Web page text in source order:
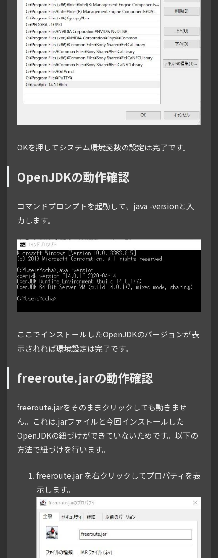
OKを押してシステム環境変数の設定は完了です。
OpenJDKの動作確認
コマンドプロンプトを起動して、java -versionと入
力します。
ここでインストールしたOpenJDKのバージョンが表
示されれば環境設定は完了です。
freeroute.jarの動作確認
freeroute.jarをそのままクリックしても動きませ
ん。これは.jarファイルと今回インストールした
OpenJDKの紐づけができていないためです。以下の
方法で紐づけを行います。
freeroute.jar を右クリックしてプロパティを表
示します。